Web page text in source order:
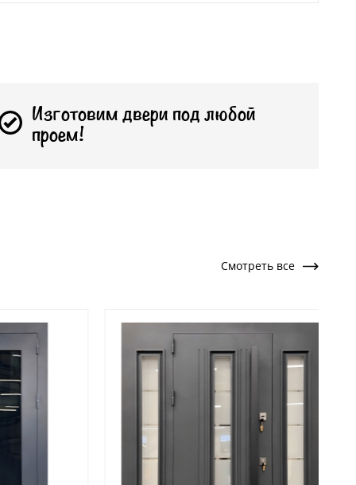
Изготовим двери под любой
проем!
Смотреть все